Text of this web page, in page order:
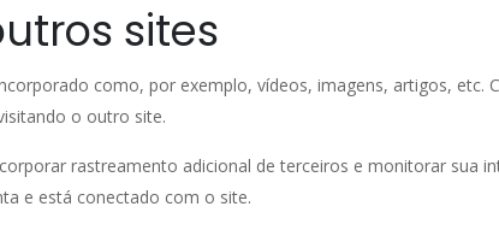
sites
como, por exemplo, vídeos, imagens, artigos,
o outro site.
rastreamento adicional de terceiros e monitorar sua
e está conectado com o site.